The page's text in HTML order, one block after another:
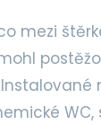
mezi